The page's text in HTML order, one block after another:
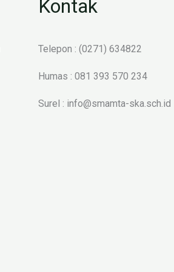
Kontak
Telepon : (0271) 634822
Humas : 081 393 570 234
Surel : info@smamta-ska.sch.id